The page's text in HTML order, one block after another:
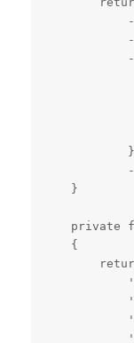
    }
private
    {